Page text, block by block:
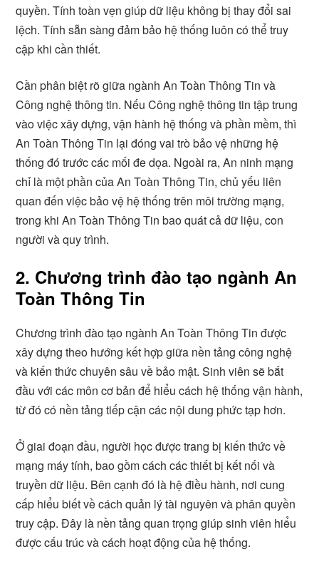
quyền. Tính toàn vẹn giúp dữ liệu không bị thay đổi sai
lệch. Tính sẵn sàng đảm bảo hệ thống luôn có thể truy
cập khi cần thiết.
Cần phân biệt rõ giữa ngành An Toàn Thông Tin và
Công nghệ thông tin. Nếu Công nghệ thông tin tập trung
vào việc xây dựng, vận hành hệ thống và phần mềm, thì
An Toàn Thông Tin lại đóng vai trò bảo vệ những hệ
thống đó trước các mối đe dọa. Ngoài ra, An ninh mạng
chỉ là một phần của An Toàn Thông Tin, chủ yếu liên
quan đến việc bảo vệ hệ thống trên môi trường mạng,
trong khi An Toàn Thông Tin bao quát cả dữ liệu, con
người và quy trình.
2. Chương trình đào tạo ngành An
Toàn Thông Tin
Chương trình đào tạo ngành An Toàn Thông Tin được
xây dựng theo hướng kết hợp giữa nền tảng công nghệ
và kiến thức chuyên sâu về bảo mật. Sinh viên sẽ bắt
đầu với các môn cơ bản để hiểu cách hệ thống vận hành,
từ đó có nền tảng tiếp cận các nội dung phức tạp hơn.
Ở giai đoạn đầu, người học được trang bị kiến thức về
mạng máy tính, bao gồm cách các thiết bị kết nối và
truyền dữ liệu. Bên cạnh đó là hệ điều hành, nơi cung
cấp hiểu biết về cách quản lý tài nguyên và phân quyền
truy cập. Đây là nền tảng quan trọng giúp sinh viên hiểu
được cấu trúc và cách hoạt động của hệ thống.